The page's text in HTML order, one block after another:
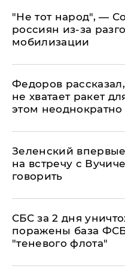
​"Не тот народ", —
россиян из-за
мобилизации
Федоров
не хватает ракет
этом неоднократно
Зеленский
на встречу с
говорить
СБС за 2 дня
поражены база
"теневого флота"